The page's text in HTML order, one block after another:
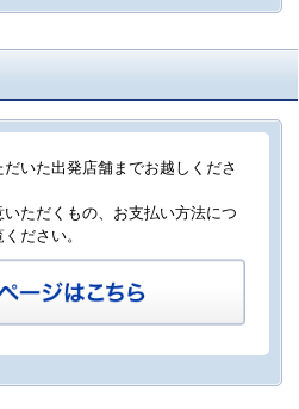
いた出発店舗までお越しくださ
ただくもの、お支払い方法につ
ださい。